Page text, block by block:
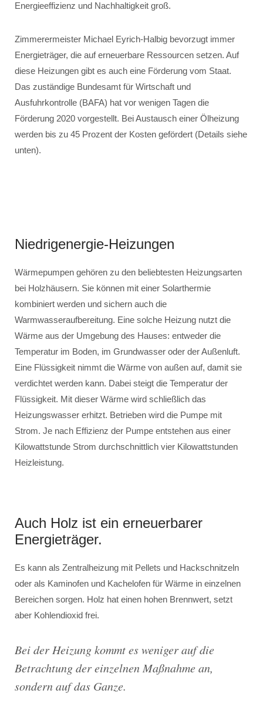
Energieeffizienz und Nachhaltigkeit groß.
Zimmerermeister Michael Eyrich-Halbig bevorzugt immer
Energieträger, die auf erneuerbare Ressourcen setzen. Auf
diese Heizungen gibt es auch eine Förderung vom Staat.
Das zuständige Bundesamt für Wirtschaft und
Ausfuhrkontrolle (BAFA) hat vor wenigen Tagen die
Förderung 2020 vorgestellt. Bei Austausch einer Ölheizung
werden bis zu 45 Prozent der Kosten gefördert (Details siehe
unten).
Niedrigenergie-Heizungen
Wärmepumpen gehören zu den beliebtesten Heizungsarten
bei Holzhäusern. Sie können mit einer Solarthermie
kombiniert werden und sichern auch die
Warmwasseraufbereitung. Eine solche Heizung nutzt die
Wärme aus der Umgebung des Hauses: entweder die
Temperatur im Boden, im Grundwasser oder der Außenluft.
Eine Flüssigkeit nimmt die Wärme von außen auf, damit sie
verdichtet werden kann. Dabei steigt die Temperatur der
Flüssigkeit. Mit dieser Wärme wird schließlich das
Heizungswasser erhitzt. Betrieben wird die Pumpe mit
Strom. Je nach Effizienz der Pumpe entstehen aus einer
Kilowattstunde Strom durchschnittlich vier Kilowattstunden
Heizleistung.
Auch Holz ist ein erneuerbarer
Energieträger.
Es kann als Zentralheizung mit Pellets und Hackschnitzeln
oder als Kaminofen und Kachelofen für Wärme in einzelnen
Bereichen sorgen. Holz hat einen hohen Brennwert, setzt
aber Kohlendioxid frei.
Bei der Heizung kommt es weniger auf die
Betrachtung der einzelnen Maßnahme an,
sondern auf das Ganze.